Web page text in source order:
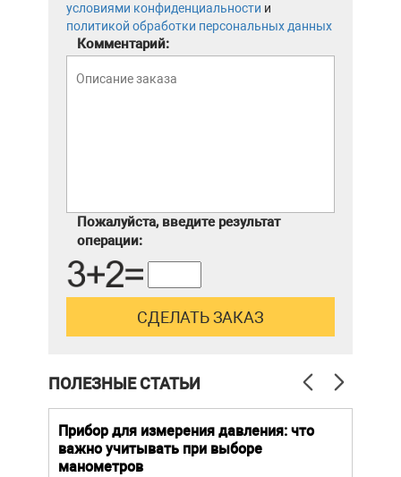
условиями конфиденциальности и
политикой обработки персональных данных
Комментарий:
Пожалуйста, введите результат
операции:
ПОЛЕЗНЫЕ СТАТЬИ
Прибор для измерения давления: что
важно учитывать при выборе
манометров